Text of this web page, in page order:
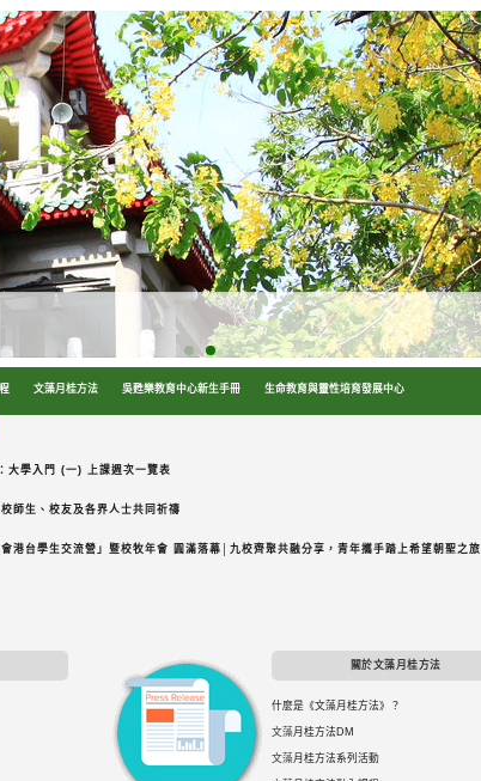
文藻月桂方法 吳甦樂教育中心新生手冊 生命教育與靈性培育發展中心
大學入門 (一) 上課週次一覽表
師生、校友及各界人士共同祈禱
會港台學生交流營」暨校牧年會 圓滿落幕│九校齊聚共融分享，青年攜手踏上希望朝聖之旅
關於文藻月桂方法
什麼是《文藻月桂方法》？
文藻月桂方法DM
文藻月桂方法系列活動